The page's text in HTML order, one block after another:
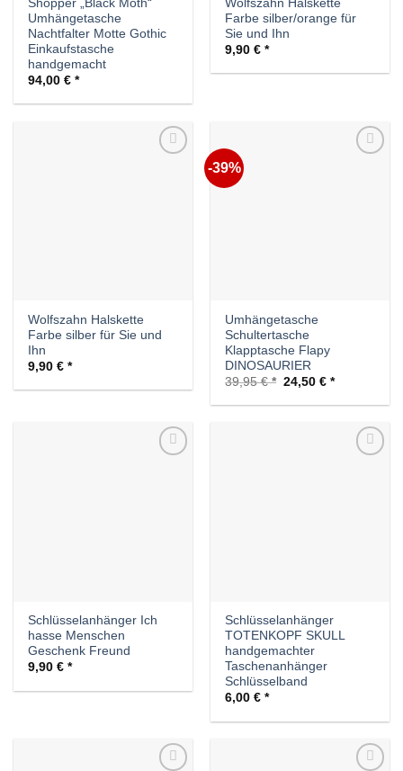
Shopper „Black Moth“
Umhängetasche
Nachtfalter Motte Gothic
Einkaufstasche
handgemacht
94,00€
Wolfszahn Halskette
Farbe silber/orange für
Sie und Ihn
9,90€
Wolfszahn Halskette
Farbe silber für Sie und
Ihn
9,90€
-39%
Umhängetasche
Schultertasche
Klapptasche Flapy
DINOSAURIER
39,95€
Ursprünglicher
war:
24,50€ Aktueller
ist:
Schlüsselanhänger Ich
hasse Menschen
Geschenk Freund
9,90€
Schlüsselanhänger
TOTENKOPF SKULL
handgemachter
Taschenanhänger
Schlüsselband
6,00€